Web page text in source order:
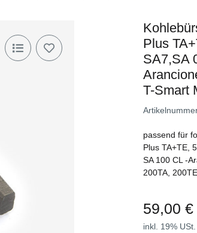
Plus
SA7,SA
T-Smart
passend für
Plus TA+TE,
SA 100 CL -
200TA,
59,00 €
inkl. 19% USt.